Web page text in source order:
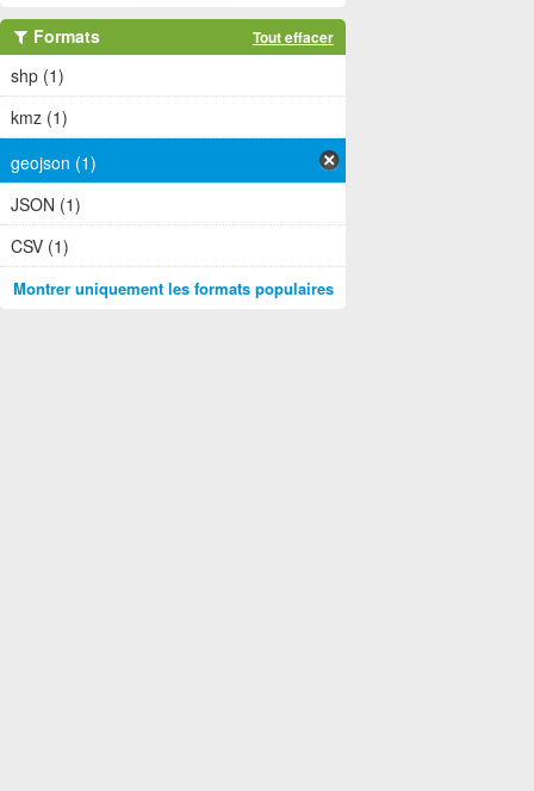
Formats Tout effacer
shp (1)
kmz (1)
geojson (1)
JSON (1)
CSV (1)
Montrer uniquement les formats populaires